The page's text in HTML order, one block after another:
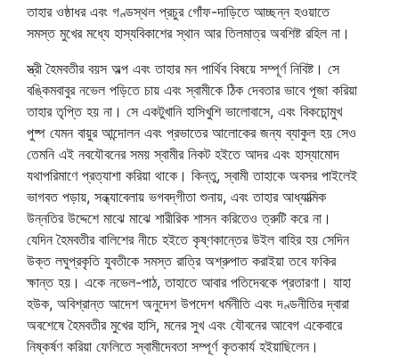
তাহার ওষ্ঠাধর এবং গণ্ডস্থল প্রচুর গোঁফ-দাড়িতে আচ্ছন্ন হওয়াতে
সমস্ত মুখের মধ্যে হাস্যবিকাশের স্থান আর তিলমাত্র অবশিষ্ট রহিল না।
স্ত্রী হৈমবতীর বয়স অল্প এবং তাহার মন পার্থিব বিষয়ে সম্পূর্ণ নিবিষ্ট। সে
বঙ্কিমবাবুর নভেল পড়িতে চায় এবং স্বামীকে ঠিক দেবতার ভাবে পূজা করিয়া
তাহার তৃপ্তি হয় না। সে একটুখানি হাসিখুশি ভালোবাসে, এবং বিকচোন্মুখ
পুষ্প যেমন বায়ুর আন্দোলন এবং প্রভাতের আলোকের জন্য ব্যাকুল হয় সেও
তেমনি এই নবযৌবনের সময় স্বামীর নিকট হইতে আদর এবং হাস্যামোদ
যথাপরিমাণে প্রত্যাশা করিয়া থাকে। কিন্তু, স্বামী তাহাকে অবসর পাইলেই
ভাগবত পড়ায়, সন্ধ্যাবেলায় ভগবদ্‌গীতা শুনায়, এবং তাহার আধ্যাত্মিক
উন্নতির উদ্দেশে মাঝে মাঝে শারীরিক শাসন করিতেও ত্রুটি করে না।
যেদিন হৈমবতীর বালিশের নীচে হইতে কৃষ্ণকান্তের উইল বাহির হয় সেদিন
উক্ত লঘুপ্রকৃতি যুবতীকে সমস্ত রাত্রি অশ্রুপাত করাইয়া তবে ফকির
ক্ষান্ত হয়। একে নভেল-পাঠ, তাহাতে আবার পতিদেবকে প্রতারণা। যাহা
হউক, অবিশ্রান্ত আদেশ অনুদেশ উপদেশ ধর্মনীতি এবং দণ্ডনীতির দ্বারা
অবশেষে হৈমবতীর মুখের হাসি, মনের সুখ এবং যৌবনের আবেগ একেবারে
নিষ্কর্ষণ করিয়া ফেলিতে স্বামীদেবতা সম্পূর্ণ কৃতকার্য হইয়াছিলেন।